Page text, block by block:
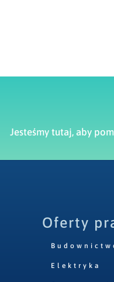
Jesteśmy tutaj, aby
Oferty
Elektryka